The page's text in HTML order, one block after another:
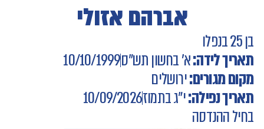
אברהם אזולי
בן 25 בנפלו
תאריך לידה:א' בחשון תש"ס10/10/1999
מקום מגורים:ירושלים
תאריך נפילה:י"ג בתמוז10/09/2026
בחיל ההנדסה